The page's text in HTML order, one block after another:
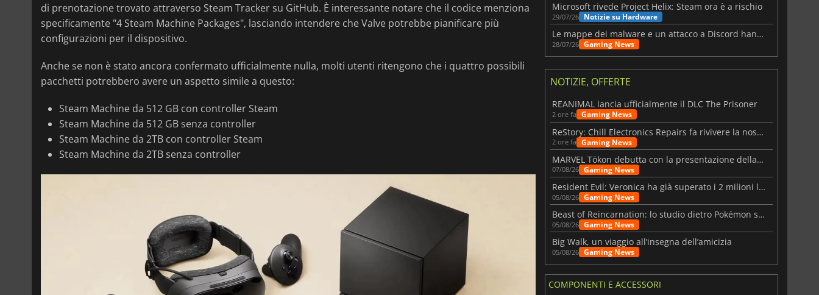
di prenotazione trovato attraverso Steam Tracker su GitHub. È interessante notare che il codice menziona
specificamente "4 Steam Machine Packages", lasciando intendere che Valve potrebbe pianificare più
configurazioni per il dispositivo.
Anche se non è stato ancora confermato ufficialmente nulla, molti utenti ritengono che i quattro possibili
pacchetti potrebbero avere un aspetto simile a questo:
Steam Machine da 512 GB con controller Steam
Steam Machine da 512 GB senza controller
Steam Machine da 2TB con controller Steam
Steam Machine da 2TB senza controller
Microsoft rivede Project Helix: Steam ora è a rischio
29/07/26 Notizie su Hardware
Le mappe dei malware e un attacco a Discord hanno colpito Meccha Chameleon
28/07/26 Gaming News
NOTIZIE, OFFERTE
REANIMAL lancia ufficialmente il DLC The Prisoner
2 ore fa Gaming News
ReStory: Chill Electronics Repairs fa rivivere la nostalgia degli anni 2000
2 ore fa Gaming News
MARVEL Tōkon debutta con la presentazione della roadmap per il primo anno
07/08/26 Gaming News
Resident Evil: Veronica ha già superato i 2 milioni liste dei desideri
05/08/26 Gaming News
Beast of Reincarnation: lo studio dietro Pokémon su una nuova strada
05/08/26 Gaming News
Big Walk, un viaggio all’insegna dell’amicizia
05/08/26 Gaming News
COMPONENTI E ACCESSORI